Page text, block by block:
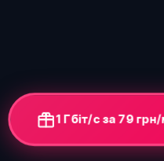
+